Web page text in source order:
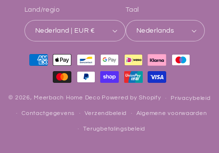
Land/regio
Nederland | EUR €
Taal
Nederlands
Betaalmethoden
© 2026, Meerbach Home Deco Powered by Shopify Privacybeleid
Contactgegevens Verzendbeleid Algemene voorwaarden
Terugbetalingsbeleid